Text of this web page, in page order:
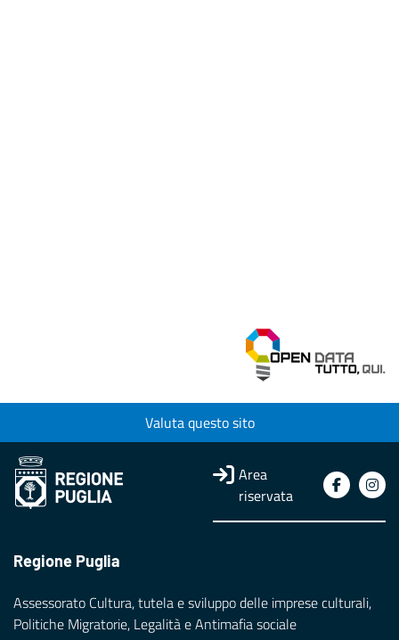
Valuta questo sito
Area
riservata
Regione Puglia
Assessorato Cultura, tutela e sviluppo delle imprese culturali,
Politiche Migratorie, Legalità e Antimafia sociale